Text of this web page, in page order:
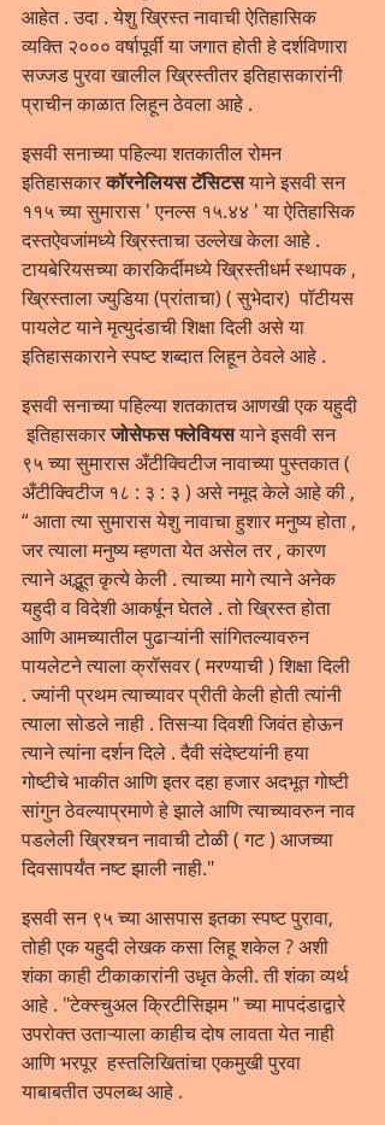
आहेत . उदा . येशु ख्रिस्त नावाची ऐतिहासिक
व्यक्ति २००० वर्षापूर्वी या जगात होती हे दर्शविणारा
सज्जड पुरवा खालील ख्रिस्तीतर इतिहासकारांनी
प्राचीन काळात लिहून ठेवला आहे .
इसवी सनाच्या पहिल्या शतकातील रोमन
इतिहासकार कॉरनेलियस टॅसिटस याने इसवी सन
११५ च्या सुमारास ' एनल्स १५.४४ ' या ऐतिहासिक
दस्तऐवजांमध्ये ख्रिस्ताचा उल्लेख केला आहे .
टायबेरियसच्या कारकिर्दीमध्ये ख्रिस्तीधर्म स्थापक ,
ख्रिस्ताला ज्युडिया (प्रांताचा) ( सुभेदार)  पॉटीयस
पायलेट याने मृत्युदंडाची शिक्षा दिली असे या
इतिहासकाराने स्पष्ट शब्दात लिहून ठेवले आहे .
इसवी सनाच्या पहिल्या शतकातच आणखी एक यहुदी
इतिहासकार जोसेफस फ्लेवियस याने इसवी सन
९५ च्या सुमारास अँटीक्विटीज नावाच्या पुस्तकात (
अँटीक्विटीज १८ : ३ : ३ ) असे नमूद केले आहे की ,
“ आता त्या सुमारास येशु नावाचा हुशार मनुष्य होता ,
जर त्याला मनुष्य म्हणता येत असेल तर , कारण
त्याने अद्भूत कृत्ये केली . त्याच्या मागे त्याने अनेक
यहुदी व विदेशी आकर्षून घेतले . तो ख्रिस्त होता
आणि आमच्यातील पुढाऱ्यांनी सांगितल्यावरुन
पायलेटने त्याला क्रॉसवर ( मरण्याची ) शिक्षा दिली
. ज्यांनी प्रथम त्याच्यावर प्रीती केली होती त्यांनी
त्याला सोडले नाही . तिसऱ्या दिवशी जिवंत होऊन
त्याने त्यांना दर्शन दिले . दैवी संदेष्टयांनी हया
गोष्टीचे भाकीत आणि इतर दहा हजार अदभूत गोष्टी
सांगुन ठेवल्याप्रमाणे हे झाले आणि त्याच्यावरुन नाव
पडलेली ख्रिश्चन नावाची टोळी ( गट ) आजच्या
दिवसापर्यंत नष्ट झाली नाही."
इसवी सन ९५ च्या आसपास इतका स्पष्ट पुरावा,
तोही एक यहुदी लेखक कसा लिहू शकेल ? अशी
शंका काही टीकाकारांनी उधृत केली. ती शंका व्यर्थ
आहे . "टेक्स्चुअल क्रिटीसिझम " च्या मापदंडाद्वारे
उपरोक्त उताऱ्याला काहीच दोष लावता येत नाही
आणि भरपूर  हस्तलिखितांचा एकमुखी पुरवा
याबाबतीत उपलब्ध आहे .